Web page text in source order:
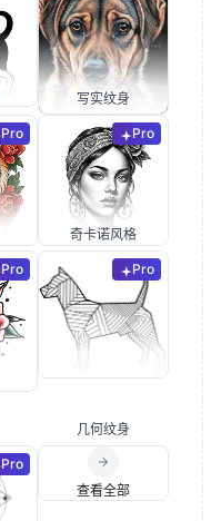
写实纹身
Pro Pro
奇卡诺风格
Pro Pro
几何纹身
Pro
查看全部